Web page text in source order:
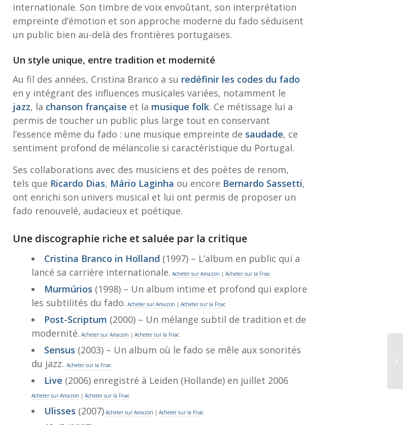
internationale. Son timbre de voix envoûtant, son interprétation
empreinte d’émotion et son approche moderne du fado séduisent
un public bien au-delà des frontières portugaises.
Un style unique, entre tradition et modernité
Au fil des années, Cristina Branco a su redéfinir les codes du fado
en y intégrant des influences musicales variées, notamment le
jazz, la chanson française et la musique folk. Ce métissage lui a
permis de toucher un public plus large tout en conservant
l’essence même du fado : une musique empreinte de saudade, ce
sentiment profond de mélancolie si caractéristique du Portugal.
Ses collaborations avec des musiciens et des poètes de renom,
tels que Ricardo Dias, Mário Laginha ou encore Bernardo Sassetti,
ont enrichi son univers musical et lui ont permis de proposer un
fado renouvelé, audacieux et poétique.
Une discographie riche et saluée par la critique
Cristina Branco in Holland (1997) – L’album en public qui a
lancé sa carrière internationale. Acheter sur Amazon |Acheter sur la Fnac
Murmúrios (1998) – Un album intime et profond qui explore
les subtilités du fado. Acheter sur Amazon | Acheter sur la Fnac
Post-Scriptum (2000) – Un mélange subtil de tradition et de
modernité. Acheter sur Amazon |Acheter sur la Fnac
Sensus (2003) – Un album où le fado se mêle aux sonorités
du jazz.Acheter sur la Fnac
Live (2006) enregistré à Leiden (Hollande) en juillet 2006
Acheter sur Amazon |Acheter sur la Fnac
Ulisses (2007) Acheter sur Amazon |Acheter sur la Fnac